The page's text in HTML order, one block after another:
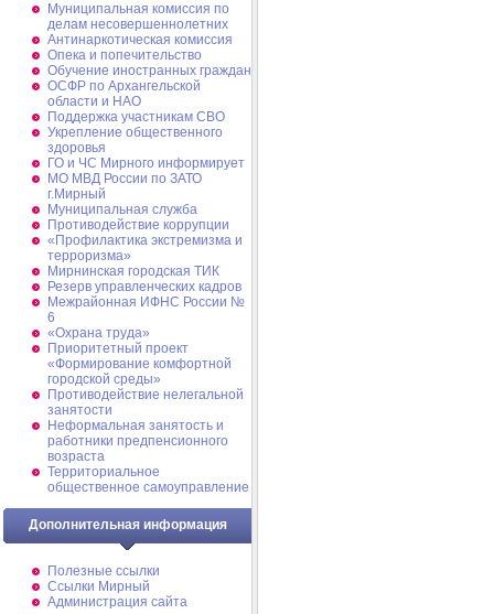
Муниципальная комиссия по
делам несовершеннолетних
Антинаркотическая комиссия
Опека и попечительство
Обучение иностранных граждан
ОСФР по Архангельской
области и НАО
Поддержка участникам СВО
Укрепление общественного
здоровья
ГО и ЧС Мирного информирует
МО МВД России по ЗАТО
г.Мирный
Муниципальная cлужба
Противодействие коррупции
«Профилактика экстремизма и
терроризма»
Мирнинская городская ТИК
Резерв управленческих кадров
Межрайонная ИФНС России №
6
«Охрана труда»
Приоритетный проект
«Формирование комфортной
городской среды»
Противодействие нелегальной
занятости
Неформальная занятость и
работники предпенсионного
возраста
Территориальное
общественное самоуправление
Дополнительная информация
Полезные ссылки
Ссылки Мирный
Администрация сайта